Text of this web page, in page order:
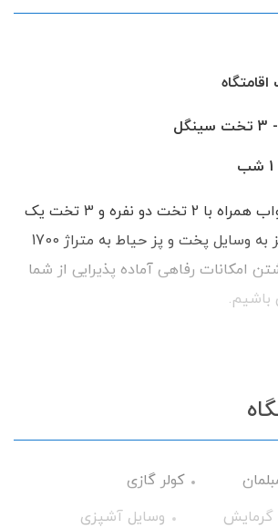
1 شب
ویلا دارای 4 اتاق خواب همراه با 2 تخت دو نفره و 3 تخت یک
نفره آشپزخانه مجهز به وسایل پخت و پز حیاط به متراژ 1700
امکانات رفاهی آماده پذیرایی از شما
باشیم.
کولر گازی
گرمایش
وسایل آشپزی